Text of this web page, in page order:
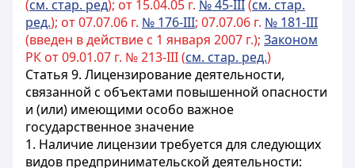
(см. стар. ред); от 15.04.05 г. № 45-III(см. стар.
ред.); от 07.07.06 г. № 176-III; 07.07.06 г. № 181-III
(введен в действие с 1 января 2007 г.); Законом
РК от 09.01.07 г. № 213-III (см. стар. ред.)
Статья 9. Лицензирование деятельности,
связанной с объектами повышенной опасности
и (или) имеющими особо важное
государственное значение
1. Наличие лицензии требуется для следующих
видов предпринимательской деятельности: